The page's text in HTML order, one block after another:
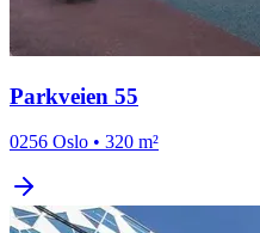
Parkveien 55
0256 Oslo • 320 m²